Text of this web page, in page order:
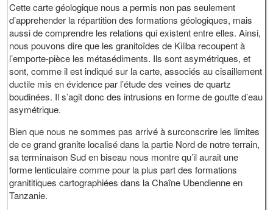
Cette carte géologique nous a permis non pas seulement
d’apprehender la répartition des formations géologiques, mais
aussi de comprendre les relations qui existent entre elles. Ainsi,
nous pouvons dire que les granitoïdes de Kiliba recoupent à
l’emporte-pièce les métasédiments. Ils sont asymétriques, et
sont, comme il est indiqué sur la carte, associés au cisaillement
ductile mis en évidence par l’étude des veines de quartz
boudinées. Il s’agit donc des intrusions en forme de goutte d’eau
asymétrique.
Bien que nous ne sommes pas arrivé à surconscrire les limites
de ce grand granite localisé dans la partie Nord de notre terrain,
sa terminaison Sud en biseau nous montre qu’il aurait une
forme lenticulaire comme pour la plus part des formations
granititiques cartographiées dans la Chaîne Ubendienne en
Tanzanie.